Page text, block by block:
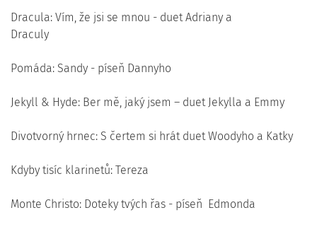
Dracula: Vím, že jsi se mnou - duet Adriany a
Draculy
Pomáda: Sandy - píseň Dannyho
Jekyll & Hyde: Ber mě, jaký jsem – duet Jekylla a Emmy
Divotvorný hrnec: S čertem si hrát duet Woodyho a Katky
Kdyby tisíc klarinetů: Tereza
Monte Christo: Doteky tvých řas - píseň Edmonda